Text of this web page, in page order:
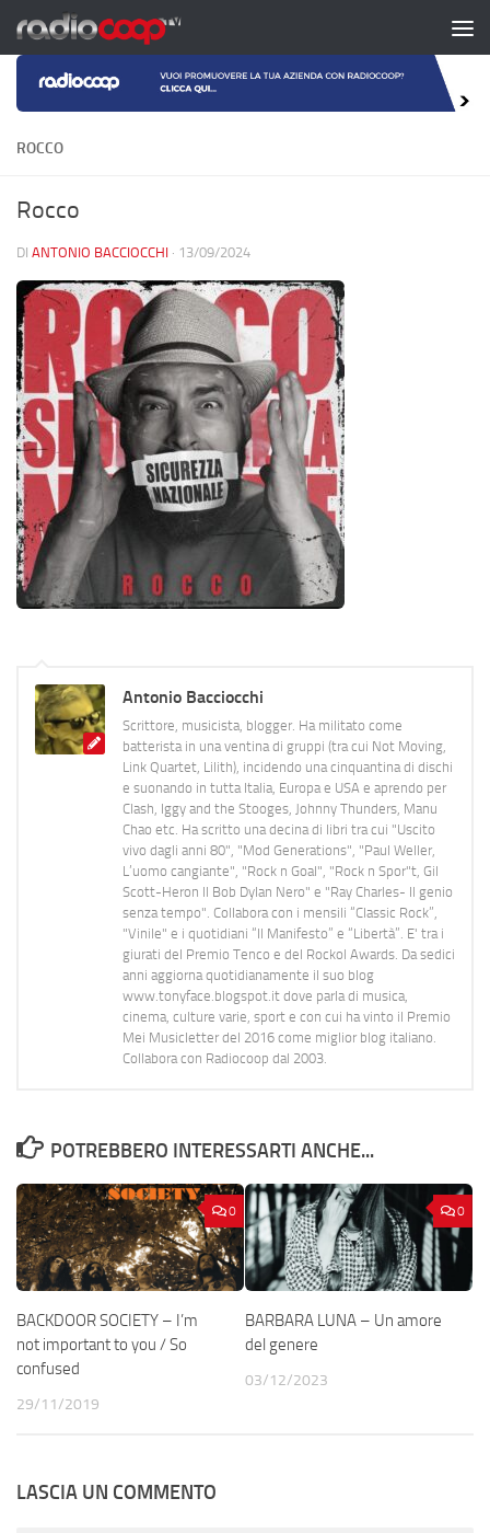
Salta al contenuto
ROCCO
Rocco
DI ANTONIO BACCIOCCHI · 13/09/2024
Antonio Bacciocchi
Scrittore, musicista, blogger. Ha militato come
batterista in una ventina di gruppi (tra cui Not Moving,
Link Quartet, Lilith), incidendo una cinquantina di dischi
e suonando in tutta Italia, Europa e USA e aprendo per
Clash, Iggy and the Stooges, Johnny Thunders, Manu
Chao etc. Ha scritto una decina di libri tra cui "Uscito
vivo dagli anni 80", "Mod Generations", "Paul Weller,
L’uomo cangiante", "Rock n Goal", "Rock n Spor"t, Gil
Scott-Heron Il Bob Dylan Nero" e "Ray Charles- Il genio
senza tempo". Collabora con i mensili “Classic Rock”,
"Vinile" e i quotidiani “Il Manifesto” e “Libertà”. E' tra i
giurati del Premio Tenco e del Rockol Awards. Da sedici
anni aggiorna quotidianamente il suo blog
www.tonyface.blogspot.it dove parla di musica,
cinema, culture varie, sport e con cui ha vinto il Premio
Mei Musicletter del 2016 come miglior blog italiano.
Collabora con Radiocoop dal 2003.
POTREBBERO INTERESSARTI ANCHE...
0
BACKDOOR SOCIETY – I’m
not important to you / So
confused
29/11/2019
0
BARBARA LUNA – Un amore
del genere
03/12/2023
LASCIA UN COMMENTO